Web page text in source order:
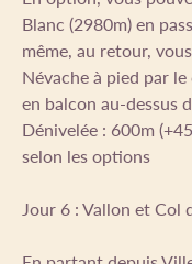
Blanc (2980m) en
même, au retour,
Névache à pied par
en balcon au-dessus
Dénivelée : 600m
selon les options
Jour 6 : Vallon et Col